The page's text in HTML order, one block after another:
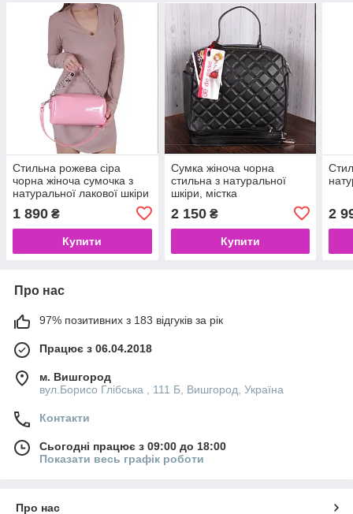
Стильна рожева сіра
чорна жіноча сумочка з
натуральної лакової шкіри
1 890 ₴
Купити
Сумка жіноча чорна
стильна з натуральної
шкіри, містка
2 150₴
Купити
2
Про нас
97% позитивних з 183 відгуків за рік
Працює з 06.04.2018
м. Вишгород
вул.Борисо Глібська , 111 Б, Вишгород, Україна
Контакти
Сьогодні працює з 09:00 до 18:00
Показати весь графік роботи
Про нас